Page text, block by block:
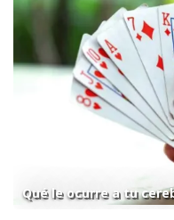
Qué le ocurre a tu